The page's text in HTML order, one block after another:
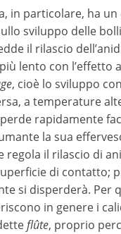
in particolare, ha
sviluppo delle
il rilascio
lento con l’effetto
, cioè lo sviluppo
a temperature
rapidamente
la sua
regola il rilascio di
di contatto;
si disperderà. Per
in genere i
flûte, proprio